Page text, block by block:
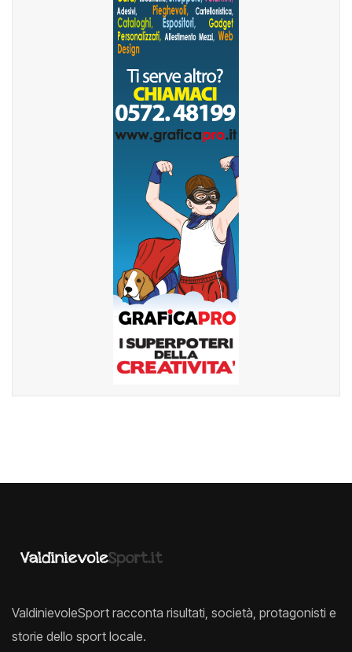
ValdinievoleSport racconta risultati, società, protagonisti e
storie dello sport locale.